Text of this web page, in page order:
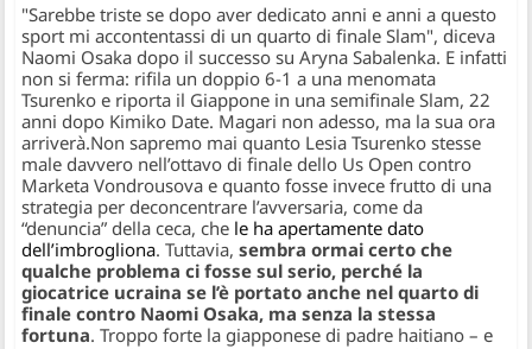
"Sarebbe triste se dopo aver dedicato anni e anni a questo
sport mi accontentassi di un quarto di finale Slam", diceva
Naomi Osaka dopo il successo su Aryna Sabalenka. E infatti
non si ferma: rifila un doppio 6-1 a una menomata
Tsurenko e riporta il Giappone in una semifinale Slam, 22
anni dopo Kimiko Date. Magari non adesso, ma la sua ora
arriverà.Non sapremo mai quanto Lesia Tsurenko stesse
male davvero nell’ottavo di finale dello Us Open contro
Marketa Vondrousova e quanto fosse invece frutto di una
strategia per deconcentrare l’avversaria, come da
“denuncia” della ceca, che le ha apertamente dato
dell’imbrogliona. Tuttavia,sembra ormai certo che
qualche problema ci fosse sul serio, perché la
giocatrice ucraina se l’è portato anche nel quarto di
finale contro Naomi Osaka, ma senza la stessa
fortuna. Troppo forte la giapponese di padre haitiano – e